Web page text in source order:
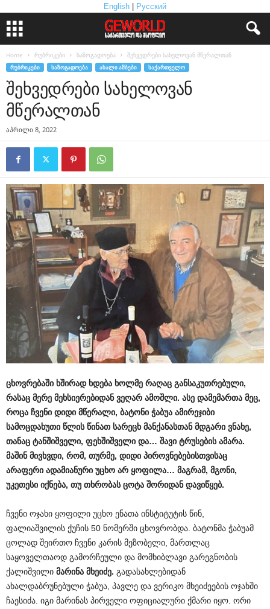
English Русский
Home რუბრიკები საზოგადოება შეხვედრები სახელოვან მწერალთან
ᲠᲣᲑᲠᲘᲙᲔᲑᲘ ᲡᲐᲖᲝᲒᲐᲓᲝᲔᲑᲐ ᲐᲮᲐᲚᲘ ᲐᲛᲑᲔᲑᲘ ᲡᲐᲥᲐᲠᲗᲕᲔᲚᲝ
შეხვედრები სახელოვან
მწერალთან
აპრილი 8, 2022
ცხოვრებაში ხშირად ხდება ხოლმე რაღაც განსაკუთრებული,
რასაც მერე მეხსიერებიდან ვეღარ ამოშლი. ასე დამემართა მეც,
როცა ჩვენი დიდი მწერალი, ბატონი ჭაბუა ამირეჯიბი
სამოცდახუთი წლის წინათ სარეცხ მანქანასთან მდგარი ვნახე,
თანაც ტანშიშველი, ფეხშიშველი და… შავი ტრუსების ამარა.
მაშინ მივხვდი, რომ, თურმე, დიდი პიროვნებებისთვისაც
არაფერი ადამიანური უცხო არ ყოფილა… მაგრამ, მგონი,
უკეთესი იქნება, თუ თხრობას ცოტა შორიდან დავიწყებ.
ჩვენი ოჯახი ყოფილი უცხო ენათა ინსტიტუტის წინ,
ფალიაშვილის ქუჩის 50 ნომერში ცხოვრობდა. ბატონმა ჭაბუამ
ცოლად შეირთო ჩვენი კარის მეზობელი, მართლაც
საყოველთაოდ გამორჩეული და მომხიბლავი გარეგნობის
ქალიშვილი მარინა მხეიძე. გადასახლებიდან
ახალდაბრუნებული ჭაბუა, პავლე და ვერიკო მხეიძეების ოჯახში
ჩაესიძა. იგი მარინას პირველი ოფიციალური ქმარი იყო. ორი